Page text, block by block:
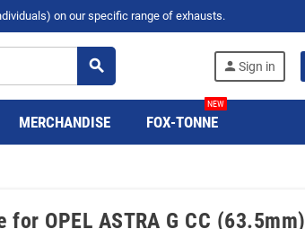
on our specific range of exhausts.
search person Sign in
MERCHANDISE FOX-TONNE
NEW
OPEL ASTRA G CC (63.5mm)